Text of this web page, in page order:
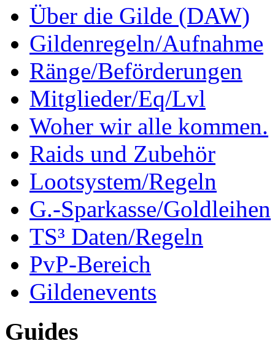
Über die Gilde (DAW)
Gildenregeln/Aufnahme
Ränge/Beförderungen
Mitglieder/Eq/Lvl
Woher wir alle kommen.
Raids und Zubehör
Lootsystem/Regeln
G.-Sparkasse/Goldleihen
TS³ Daten/Regeln
PvP-Bereich
Gildenevents
Guides